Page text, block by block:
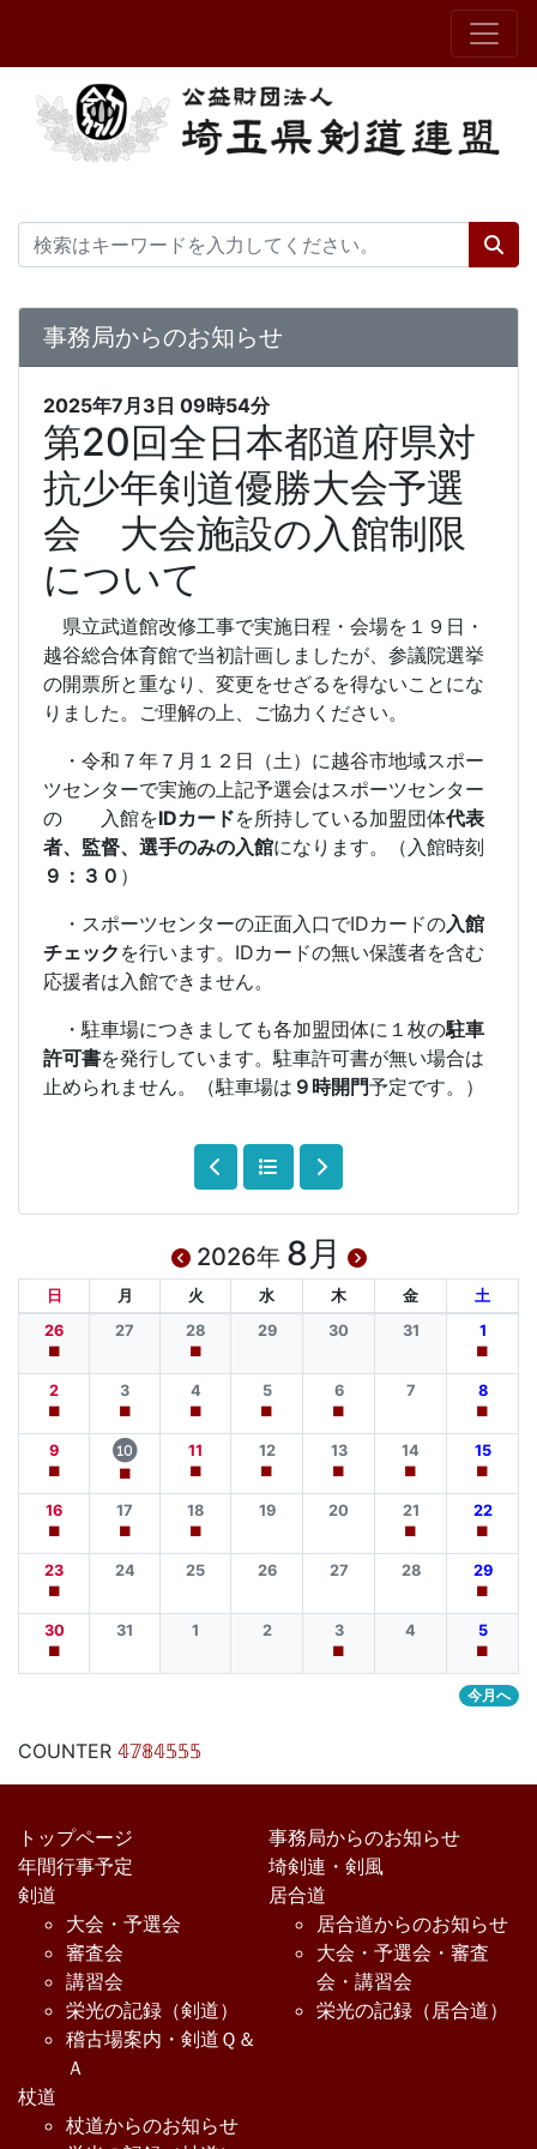
2026年 8月
日 月 火 水 木 金
土
26
■
27 28
■
29 30 31 1
■
2
■
3
■
4
■
5
■
6
■
7 8
■
9
■
10
■
11
■
12
■
13
■
14
■
15
■
16
■
17
■
18
■
19 20 21
■
22
■
23
■
24 25 26 27 28 29
■
30
■
31 1 2 3
■
4 5
■
今月へ
COUNTER 𝟜𝟟𝟠𝟜𝟝𝟝𝟝
事務局からのお知らせ
2025年7月3日 09時54分
第20回全日本都道府県対
抗少年剣道優勝大会予選
会 大会施設の入館制限
について
県立武道館改修工事で実施日程・会場を１９日・
越谷総合体育館で当初計画しましたが、参議院選挙
の開票所と重なり、変更をせざるを得ないことにな
りました。ご理解の上、ご協力ください。
・令和７年７月１２日（土）に越谷市地域スポー
ツセンターで実施の上記予選会はスポーツセンター
の 入館をIDカードを所持している加盟団体代表
者、監督、選手のみの入館になります。（入館時刻
９：３０ ）
・スポーツセンターの正面入口でIDカードの入館
チェック を行います。IDカードの無い保護者を含む
応援者は入館できません。
・駐車場につきましても各加盟団体に１枚の駐車
許可書を発行しています。駐車許可書が無い場合は
止められません。（駐車場は ９時開門予定です。）
トップページ
事務局からのお知らせ
年間行事予定
埼剣連・剣風
剣道
大会・予選会
審査会
講習会
栄光の記録（剣道）
稽古場案内・剣道Ｑ＆
Ａ
居合道
居合道からのお知らせ
大会・予選会・審査
会・講習会
栄光の記録（居合道）
杖道
杖道からのお知らせ